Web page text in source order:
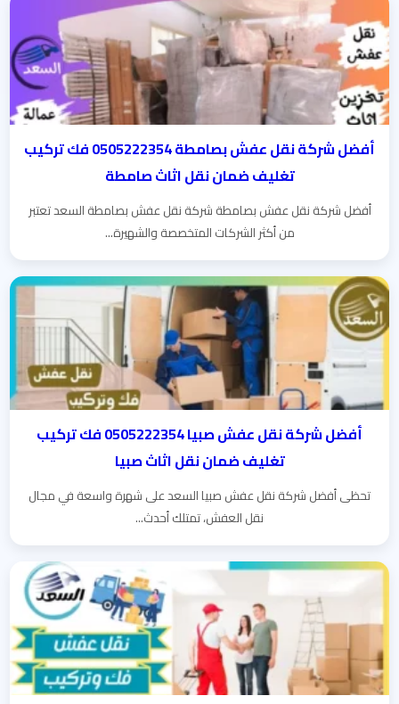
أفضل شركة نقل عفش بصامطة 0505222354 فك تركيب
تغليف ضمان نقل اثاث صامطة
أفضل شركة نقل عفش بصامطة شركة نقل عفش بصامطة السعد تعتبر
من أكثر الشركات المتخصصة والشهيرة...
أفضل شركة نقل عفش صبيا 0505222354 فك تركيب
تغليف ضمان نقل اثاث صبيا
تحظى أفضل شركة نقل عفش صبيا السعد على شهرة واسعة في مجال
نقل العفش، تمتلك أحدث...